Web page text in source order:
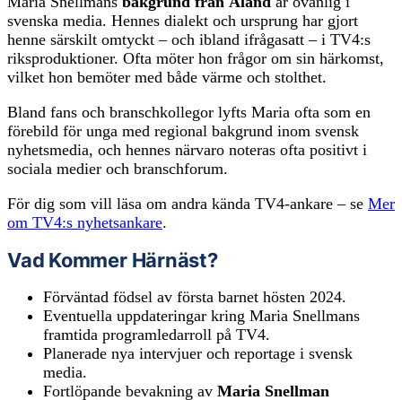
svenska media. Hennes dialekt och ursprung har gjort
henne särskilt omtyckt – och ibland ifrågasatt – i TV4:s
riksproduktioner. Ofta möter hon frågor om sin härkomst,
vilket hon bemöter med både värme och stolthet.
Bland fans och branschkollegor lyfts Maria ofta som en
förebild för unga med regional bakgrund inom svensk
nyhetsmedia, och hennes närvaro noteras ofta positivt i
sociala medier och branschforum.
För dig som vill läsa om andra kända TV4-ankare – se Mer
om TV4:s nyhetsankare.
Vad Kommer Härnäst?
Förväntad födsel av första barnet hösten 2024.
Eventuella uppdateringar kring Maria Snellmans
framtida programledarroll på TV4.
Planerade nya intervjuer och reportage i svensk
media.
Fortlöpande bevakning av Maria Snellman